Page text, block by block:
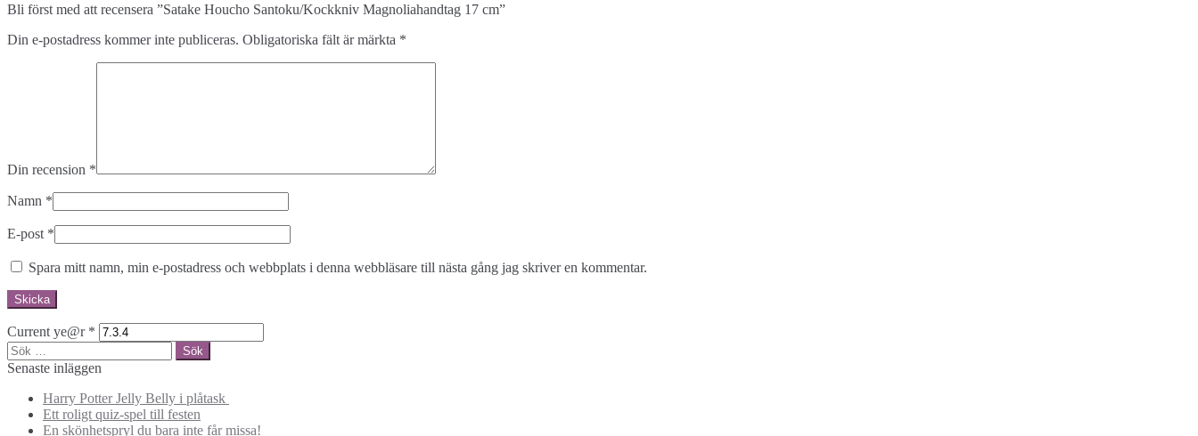
Bli först med att recensera ”Satake Houcho Santoku/Kockkniv Magnoliahandtag 17 cm”
Din e-postadress kommer inte publiceras. Obligatoriska fält är märkta *
Din recension *
Namn *
E-post *
Spara mitt namn, min e-postadress och webbplats i denna webbläsare till nästa gång jag skriver en kommentar.
Current ye@r *
Sök
efter:
Senaste inläggen
Harry Potter Jelly Belly i plåtask
Ett roligt quiz-spel till festen
En skönhetspryl du bara inte får missa!